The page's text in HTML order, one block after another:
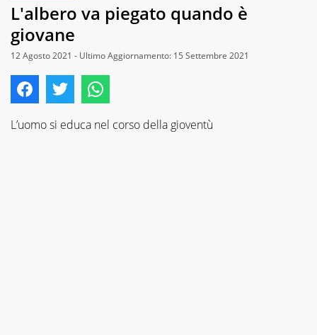
L'albero va piegato quando è
giovane
12 Agosto 2021 - Ultimo Aggiornamento: 15 Settembre 2021
L’uomo si educa nel corso della gioventù